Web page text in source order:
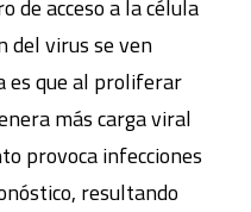
de acceso a la célula
del virus se ven
es que al proliferar
más carga viral
provoca infecciones
resultando